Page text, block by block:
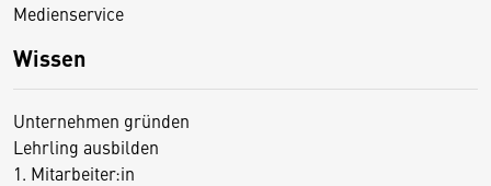
Medienservice
Wissen
Unternehmen gründen
Lehrling ausbilden
1. Mitarbeiter:in